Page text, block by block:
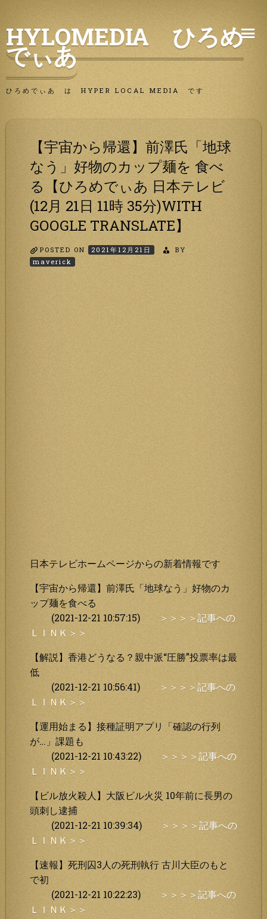
to
content
HYLOMEDIA ひろめ
でぃあ
ひろめでぃあ は HYPER LOCAL MEDIA です
【宇宙から帰還】前澤氏「地球
なう」好物のカップ麺を 食べ
る【ひろめでぃあ 日本テレビ
(12月 21日 11時 35分)WITH
GOOGLE TRANSLATE】
POSTED ON 2021年12月21日
BY
maverick
日本テレビホームページからの新着情報です
【宇宙から帰還】前澤氏「地球なう」好物のカ
ップ麺を食べる
(2021-12-21 10:57:15)
＞＞＞＞記事への
ＬＩＮＫ＞＞
【解説】香港どうなる？親中派“圧勝”投票率は最
低
(2021-12-21 10:56:41)
＞＞＞＞記事への
ＬＩＮＫ＞＞
【運用始まる】接種証明アプリ「確認の行列
が…」課題も
(2021-12-21 10:43:22)
＞＞＞＞記事への
ＬＩＮＫ＞＞
【ビル放火殺人】大阪ビル火災 10年前に長男の
頭刺し逮捕
(2021-12-21 10:39:34)
＞＞＞＞記事への
ＬＩＮＫ＞＞
【速報】死刑囚3人の死刑執行 古川大臣のもと
で初
(2021-12-21 10:22:23)
＞＞＞＞記事への
ＬＩＮＫ＞＞